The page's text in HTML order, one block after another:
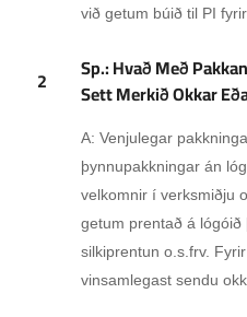
við getum búið til PI
2
Sp.: Hvað Með
Sett Merkið Okkar
A: Venjulegar
þynnupakkningar án
velkomnir í verksmiðju
getum prentað á
silkiprentun o.s.frv.
vinsamlegast sendu